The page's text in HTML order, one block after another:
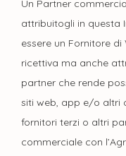
Un Partner
attribuitogli in questa
essere un Fornitore
ricettiva ma anche
partner che rende
siti web, app e/o altri
fornitori terzi o altri
commerciale con